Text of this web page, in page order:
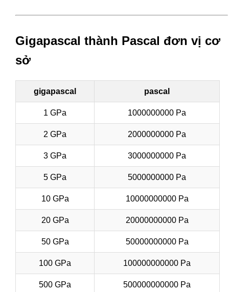
Gigapascal thành Pascal đơn vị cơ
sở
gigapascal pascal
1 GPa 1000000000 Pa
2 GPa 2000000000 Pa
3 GPa 3000000000 Pa
5 GPa 5000000000 Pa
10 GPa 10000000000 Pa
20 GPa 20000000000 Pa
50 GPa 50000000000 Pa
100 GPa 100000000000 Pa
500 GPa 500000000000 Pa